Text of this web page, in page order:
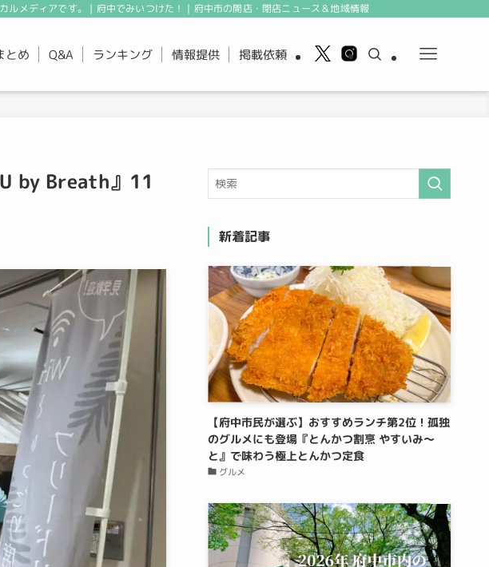
メディアです。 | 府中でみいつけた！｜府中市の開店・閉店ニュース＆地域情報
とめ Q&A ランキング 情報提供 掲載依頼
by Breath』11
新着記事
【府中市民が選ぶ】おすすめランチ第2位！孤独
のグルメにも登場『とんかつ割烹 やすいみ〜
と』で味わう極上とんかつ定食
グルメ